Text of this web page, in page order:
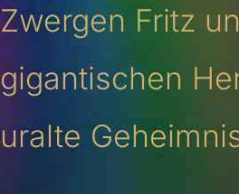
Zwergen Fritz
gigantischen
uralte